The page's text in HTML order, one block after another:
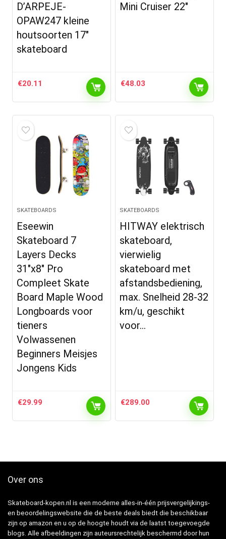
D’ARPEJE-
OPAW247 kleine
houtsoorten 17″
skateboard
€20.11
Mini Cruiser 22″
€48.03
SKATEBOARDS
Eseewin
Skateboard 7
Layers Decks
31″x8″ Pro
Compleet Skate
Board Maple Wood
Longboards voor
tieners
Volwassenen
Beginners Meisjes
Jongens Kids
€29.99
SKATEBOARDS
HITWAY elektrisch
skateboard,
vierwielig
skateboard met
afstandsbediening,
max. Snelheid 28-32
km/u, geschikt
voor…
€289.00
Over ons
Skateboard-kopen.nl is een moderne alles-in-één prijsvergelijkings-
en beoordelingswebsite die de beste deals biedt die beschikbaar
zijn op amazon en u op de hoogte houdt via de laatst toegevoegde
blogs. Alle afbeeldingen zijn auteursrechtelijk beschermd door hun